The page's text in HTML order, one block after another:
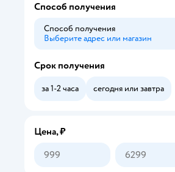
Способ получения
Способ получения
Выберите адрес или магазин
Способ получения
Срок получения
за 1-2 часа сегодня или завтра
Цена, ₽